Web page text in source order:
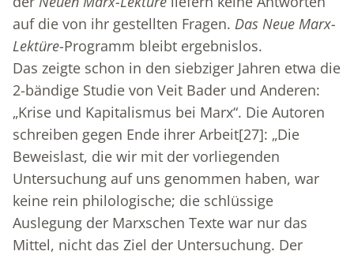
auf die von ihr gestellten Fragen. Das Neue Marx-
Lektüre-Programm bleibt ergebnislos.
Das zeigte schon in den siebziger Jahren etwa die
2-bändige Studie von Veit Bader und Anderen:
„Krise und Kapitalismus bei Marx“. Die Autoren
schreiben gegen Ende ihrer Arbeit[27]: „Die
Beweislast, die wir mit der vorliegenden
Untersuchung auf uns genommen haben, war
keine rein philologische; die schlüssige
Auslegung der Marxschen Texte war nur das
Mittel, nicht das Ziel der Untersuchung. Der